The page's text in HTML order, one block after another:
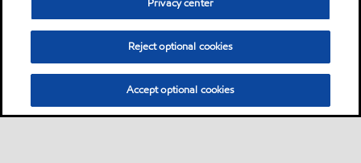
Privacy center
Reject optional cookies
Accept optional cookies